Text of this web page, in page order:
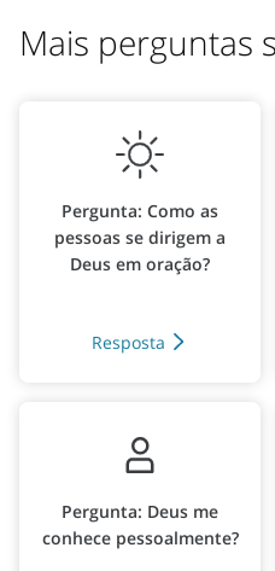
Mais perguntas
Pergunta: Como as
pessoas se dirigem a
Deus em oração?
Resposta
Pergunta: Deus me
conhece pessoalmente?